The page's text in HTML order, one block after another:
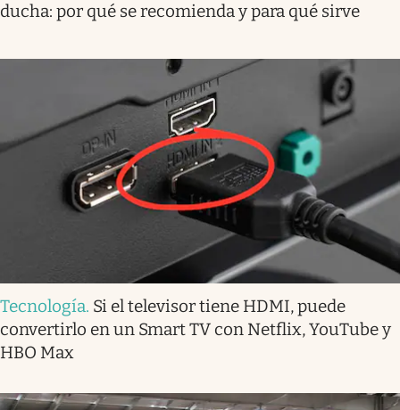
ducha: por qué se recomienda y para qué sirve
Tecnología. Si el televisor tiene HDMI, puede
convertirlo en un Smart TV con Netflix, YouTube y
HBO Max